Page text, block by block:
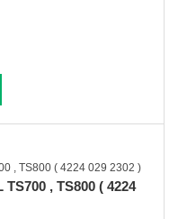
, TS800 ( 4224